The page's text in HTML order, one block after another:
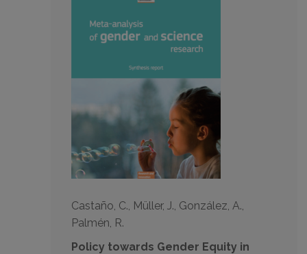
Castaño, C., Müller, J., González, A.,
Palmén, R.
Policy towards Gender Equity in